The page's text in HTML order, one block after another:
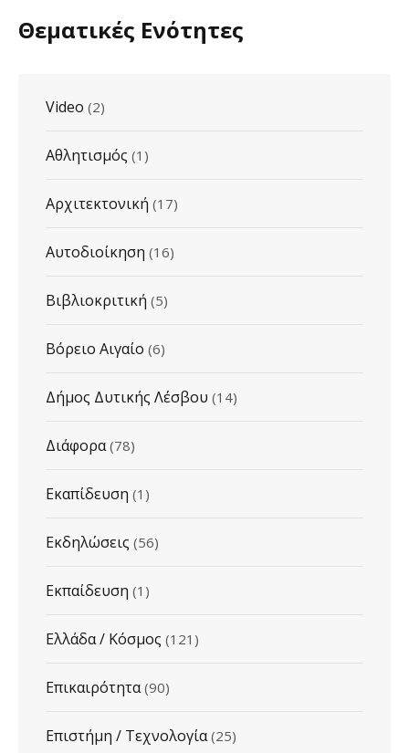
Θεματικές Ενότητες
Video (2)
Αθλητισμός (1)
Αρχιτεκτονική (17)
Αυτοδιοίκηση (16)
Βιβλιοκριτική (5)
Βόρειο Αιγαίο (6)
Δήμος Δυτικής Λέσβου (14)
Διάφορα(78)
Εκαπίδευση (1)
Εκδηλώσεις (56)
Εκπαίδευση (1)
Ελλάδα / Κόσμος (121)
Επικαιρότητα(90)
Επιστήμη / Τεχνολογία(25)